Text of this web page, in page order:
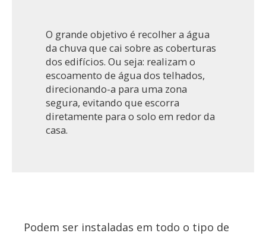
O grande objetivo é recolher a água
da chuva que cai sobre as coberturas
dos edifícios. Ou seja: realizam o
escoamento de água dos telhados,
direcionando-a para uma zona
segura, evitando que escorra
diretamente para o solo em redor da
casa.
Podem ser instaladas em todo o tipo de